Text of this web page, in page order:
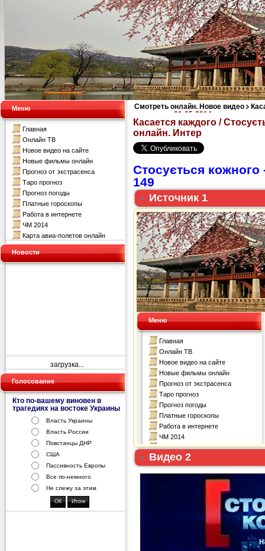
Меню
Главная
Онлайн ТВ
Новое видео на сайте
Новые фильмы онлайн
Прогноз от экстрасенса
Таро прогноз
Прогноз погоды
Платные гороскопы
Работа в интернете
ЧМ 2014
Карта авиа-полетов онлайн
Новости
загрузка...
Голосование
Кто по-вашему виновен в
трагедиях на востоке Украины
Власть Украины
Власть России
Повстанцы ДНР
США
Пассивность Европы
Все по-немного
Не слежу за этим
Смотреть онлайн. Новое видео
кожного за 01-05-2014 смотреть
Касается каждого /
онлайн. Интер
Стосується
149
Источник 1
Видео 2